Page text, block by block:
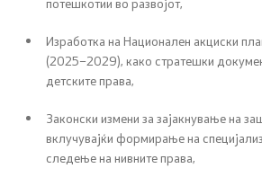
Превенција и заштита на жени
базирано насилство и семејно
Недискриминација
Регулатива од областа на
Изработка на Национален акциски
(2025–2029), како стратешки
детските права,
Законски измени за зајакнување на
вклучувајќи формирање на
следење на нивните права,